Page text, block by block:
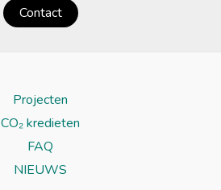
Contact
Projecten
CO₂ kredieten
FAQ
NIEUWS